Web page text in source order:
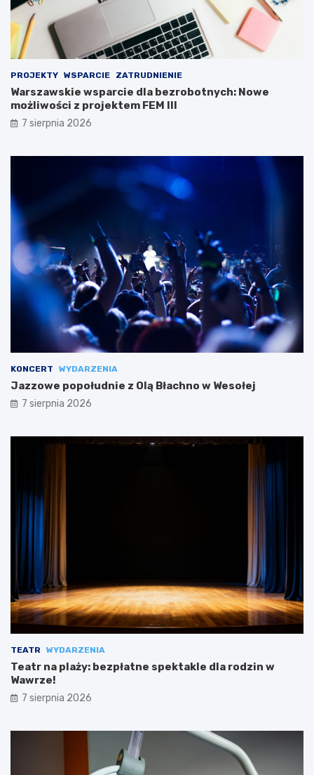
PROJEKTY WSPARCIE ZATRUDNIENIE
Warszawskie wsparcie dla bezrobotnych: Nowe
możliwości z projektem FEM III
7 sierpnia 2026
KONCERT WYDARZENIA
Jazzowe popołudnie z Olą Błachno w Wesołej
7 sierpnia 2026
TEATR WYDARZENIA
Teatr na plaży: bezpłatne spektakle dla rodzin w
Wawrze!
7 sierpnia 2026